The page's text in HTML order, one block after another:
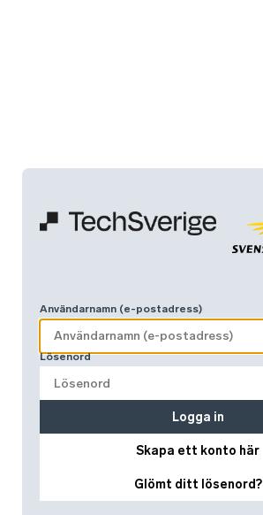
Användarnamn (e-postadress)
Lösenord
Skapa ett konto här
Glömt ditt lösenord?
Logga in